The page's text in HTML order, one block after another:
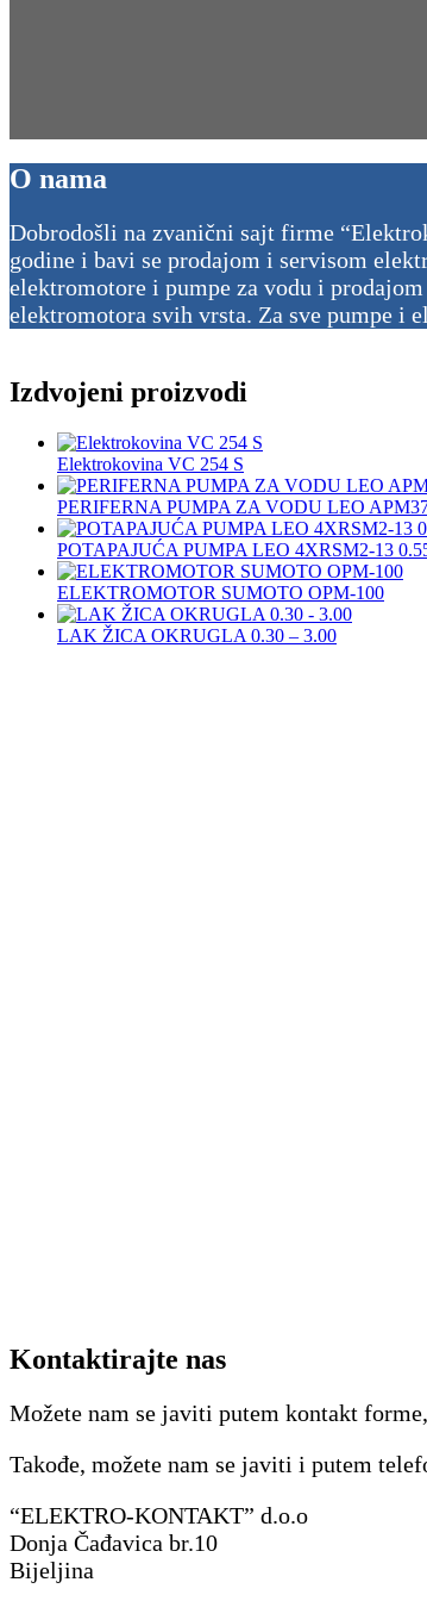
O nama
Dobrodošli na zvanični sajt firme
godine i bavi se prodajom i servisom
elektromotore i pumpe za vodu i
elektromotora svih vrsta. Za sve pumpe i
Izdvojeni proizvodi
Elektrokovina VC 254 S
PERIFERNA PUMPA ZA VODU LEO
POTAPAJUĆA PUMPA LEO 4XRSM2-13
ELEKTROMOTOR SUMOTO OPM-100
LAK ŽICA OKRUGLA 0.30 – 3.00
Kontaktirajte nas
Možete nam se javiti putem kontakt
Takođe, možete nam se javiti i putem
“ELEKTRO-KONTAKT” d.o.o
Donja Čađavica br.10
Bijeljina